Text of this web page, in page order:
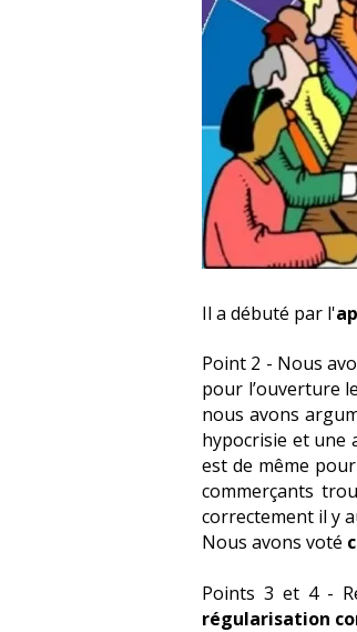
Il a débuté par l'
Point 2 - Nous
pour l’ouverture
nous avons
hypocrisie et une
est de même
commerçants
correctement il y
Nous avons voté
Points 3 et 4 -
régularisation